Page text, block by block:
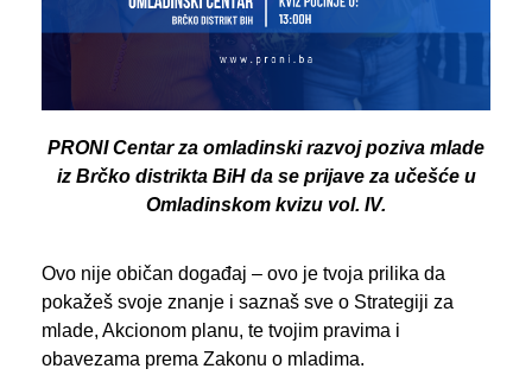
PRONI Centar za omladinski razvoj poziva mlade
iz Brčko distrikta BiH da se prijave za učešće u
Omladinskom kvizu vol. IV.
Ovo nije običan događaj – ovo je tvoja prilika da
pokažeš svoje znanje i saznaš sve o Strategiji za
mlade, Akcionom planu, te tvojim pravima i
obavezama prema Zakonu o mladima.